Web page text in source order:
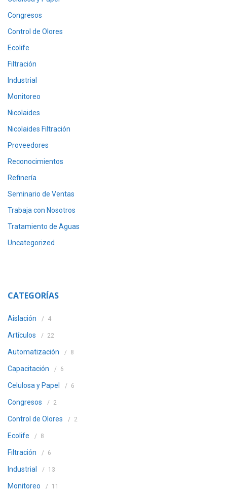
Congresos
Control de Olores
Ecolife
Filtración
Industrial
Monitoreo
Nicolaides
Nicolaides Filtración
Proveedores
Reconocimientos
Refinería
Seminario de Ventas
Trabaja con Nosotros
Tratamiento de Aguas
Uncategorized
CATEGORÍAS
Aislación 4
Artículos 22
Automatización 8
Capacitación 6
Celulosa y Papel 6
Congresos 2
Control de Olores 2
Ecolife 8
Filtración 6
Industrial 13
Monitoreo 11